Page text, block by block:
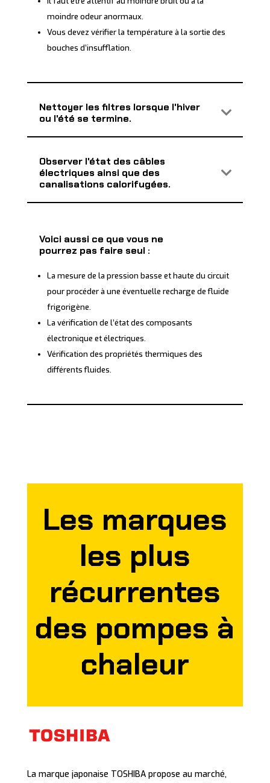
moindre odeur anormaux.
Vous devez vérifier la température à la sortie des
bouches d’insufflation.
Nettoyer les filtres lorsque l'hiver
ou l'été se termine.
Observer l'état des câbles
électriques ainsi que des
canalisations calorifugées.
Voici aussi ce que vous ne
pourrez pas faire seul :
La mesure de la pression basse et haute du circuit
pour procéder à une éventuelle recharge de fluide
frigorigène.
La vérification de l’état des composants
électronique et électriques.
Vérification des propriétés thermiques des
différents fluides.
Les marques
les plus
récurrentes
des pompes à
chaleur
La marque japonaise TOSHIBA propose au marché,